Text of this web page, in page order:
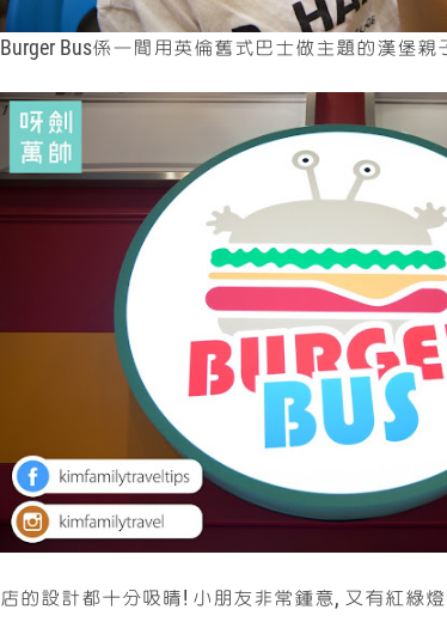
Burger Bus係一間用英倫舊式巴士做主題的漢堡親
店的設計都十分吸晴! 小朋友非常鍾意, 又有紅綠